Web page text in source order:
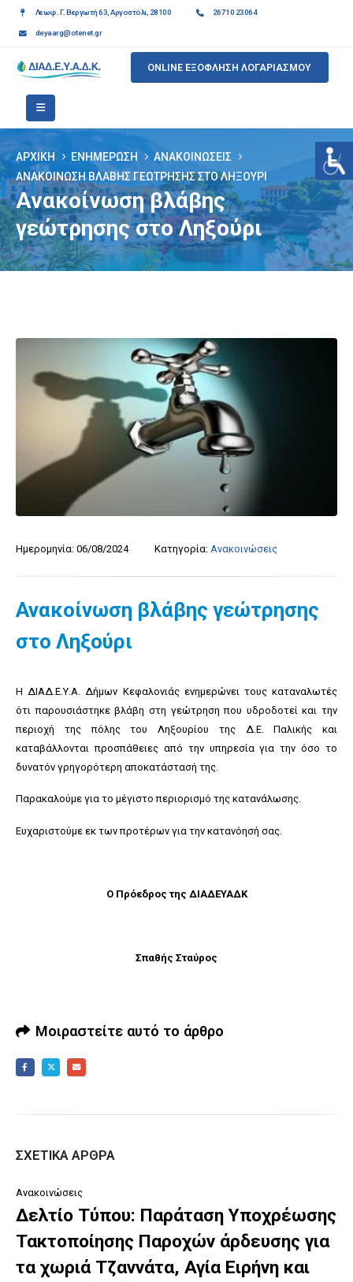
Λεωφ. Γ. Βεργωτή 63, Αργοστόλι, 28100 26710 23064
deyaarg@otenet.gr
ONLINE ΕΞΟΦΛΗΣΗ ΛΟΓΑΡΙΑΣΜΟΥ
ΑΡΧΙΚΉ ΕΝΗΜΈΡΩΣΗ
ΑΝΑΚΟΙΝΏΣΕΙΣ
ΑΝΑΚΟΊΝΩΣΗ ΒΛΆΒΗΣ ΓΕΏΤΡΗΣΗΣ ΣΤΟ ΛΗΞΟΎΡΙ
Ανακοίνωση βλάβης
γεώτρησης στο Ληξούρι
Ημερομηνία: 06/08/2024 Κατηγορία: Ανακοινώσεις
Ανακοίνωση βλάβης γεώτρησης
στο Ληξούρι
Η ΔΙΑΔ.Ε.Υ.Α. Δήμων Κεφαλονιάς ενημερώνει τους καταναλωτές
ότι παρουσιάστηκε βλάβη στη γεώτρηση που υδροδοτεί και την
περιοχή της πόλης του Ληξουρίου της Δ.Ε. Παλικής και
καταβάλλονται προσπάθειες από την υπηρεσία για την όσο το
δυνατόν γρηγορότερη αποκατάστασή της.
Παρακαλούμε για το μέγιστο περιορισμό της κατανάλωσης.
Ευχαριστούμε εκ των προτέρων για την κατανόησή σας.
Ο Πρόεδρος της ΔΙΑΔΕΥΑΔΚ
Σπαθής Σταύρος
Μοιραστείτε αυτό το άρθρο
ΣΧΕΤΙΚΆ ΆΡΘΡΑ
Ανακοινώσεις
Δελτίο Τύπου: Παράταση Υποχρέωσης
Τακτοποίησης Παροχών άρδευσης για
τα χωριά Τζαννάτα, Αγία Ειρήνη και